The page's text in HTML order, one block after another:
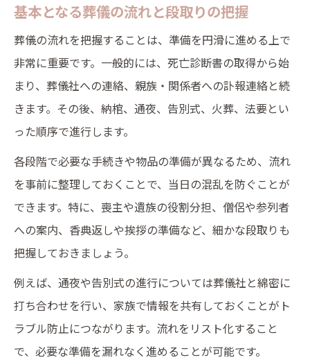
急な葬儀に備えた準備のポイント
葬儀準備期間が短い場合の対策
葬儀準備を迅速に進めるための工夫
トラブルを防ぐための実践的葬儀準備
遺族が安心できる葬儀準備の進め方
葬儀の服装マナーと準備の基本
参列者向け持ち物チェックリスト
葬儀準備で気を付けたい服装のポイント
家族葬の服装や持ち物選びのコツ
葬儀参列時に必要な準備を徹底解説
基本となる葬儀の流れと段取りの把握
葬儀の流れを把握することは、準備を円滑に進める上で
非常に重要です。一般的には、死亡診断書の取得から始
まり、葬儀社への連絡、親族・関係者への訃報連絡と続
きます。その後、納棺、通夜、告別式、火葬、法要とい
った順序で進行します。
各段階で必要な手続きや物品の準備が異なるため、流れ
を事前に整理しておくことで、当日の混乱を防ぐことが
できます。特に、喪主や遺族の役割分担、僧侶や参列者
への案内、香典返しや挨拶の準備など、細かな段取りも
把握しておきましょう。
例えば、通夜や告別式の進行については葬儀社と綿密に
打ち合わせを行い、家族で情報を共有しておくことがト
ラブル防止につながります。流れをリスト化すること
で、必要な準備を漏れなく進めることが可能です。